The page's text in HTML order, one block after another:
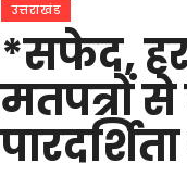
उत्तराखंड
*सफेद,
मतपत्रों